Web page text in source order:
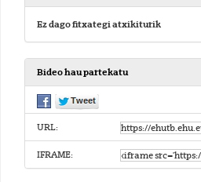
Ez dago fitxategi atxikiturik
Bideo hau partekatu
URL:
IFRAME: